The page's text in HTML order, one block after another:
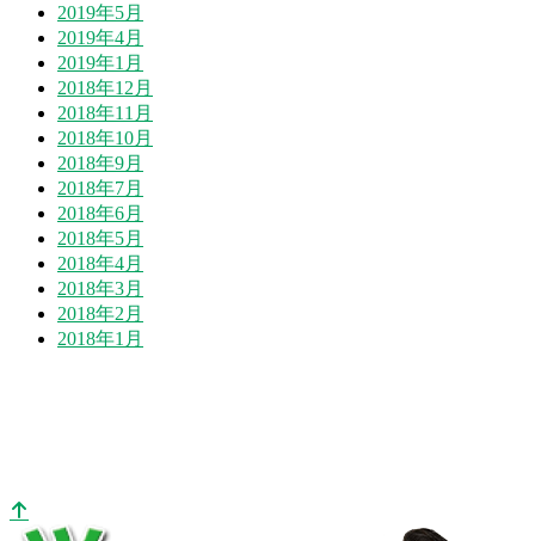
2019年5月
2019年4月
2019年1月
2018年12月
2018年11月
2018年10月
2018年9月
2018年7月
2018年6月
2018年5月
2018年4月
2018年3月
2018年2月
2018年1月